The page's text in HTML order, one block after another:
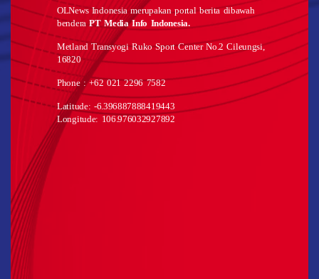
OLNews Indonesia merupakan portal berita dibawah
benderaPT Media Info Indonesia.
Metland Transyogi Ruko Sport Center No.2 Cileungsi,
16820
Phone : +62 021 2296 7582
Latitude: -6.396887888419443
Longitude: 106.976032927892